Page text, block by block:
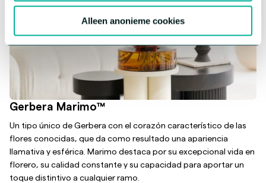
Alleen anonieme cookies
Gerbera Marimo™
Un tipo único de Gerbera con el corazón característico de las
flores conocidas, que da como resultado una apariencia
llamativa y esférica. Marimo destaca por su excepcional vida en
florero, su calidad constante y su capacidad para aportar un
toque distintivo a cualquier ramo.